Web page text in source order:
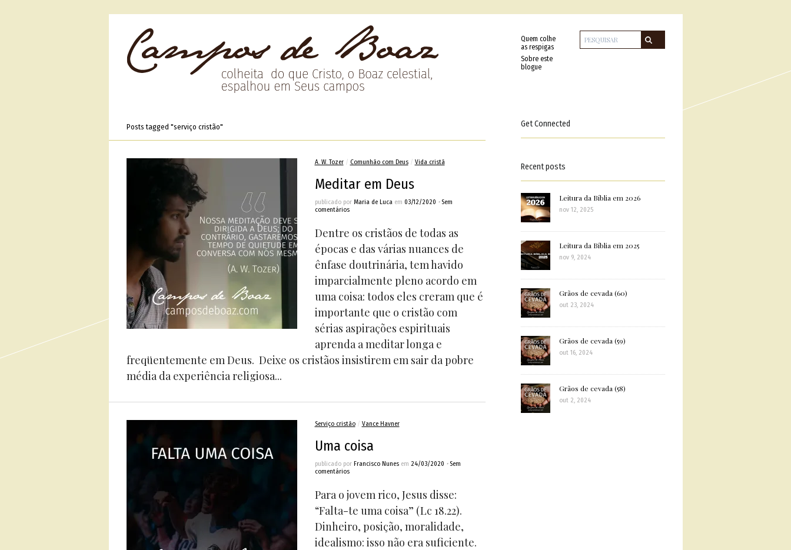
Quem colhe
as respigas
Sobre este
blogue
Posts tagged "serviço cristão"
A. W. Tozer/ Comunhão com Deus/ Vida cristã
Meditar em Deus
publicado por Maria de Lucaem 03/12/2020 • Sem
comentários
Dentre os cristãos de todas as
épocas e das várias nuances de
ênfase doutrinária, tem havido
imparcialmente pleno acordo em
uma coisa: todos eles creram que é
importante que o cristão com
sérias aspirações espirituais
aprenda a meditar longa e
freqüentemente em Deus. Deixe os cristãos insistirem em sair da pobre
média da experiência religiosa...
Serviço cristão/ Vance Havner
Uma coisa
publicado por Francisco Nunesem 24/03/2020 • Sem
comentários
Para o jovem rico, Jesus disse:
“Falta-te uma coisa” (Lc 18.22).
Dinheiro, posição, moralidade,
idealismo: isso não era suficiente.
Get Connected
Recent posts
Leitura da Bíblia em 2026
nov 12, 2025
Leitura da Bíblia em 2025
nov 9, 2024
Grãos de cevada (60)
out 23, 2024
Grãos de cevada (59)
out 16, 2024
Grãos de cevada (58)
out 2, 2024